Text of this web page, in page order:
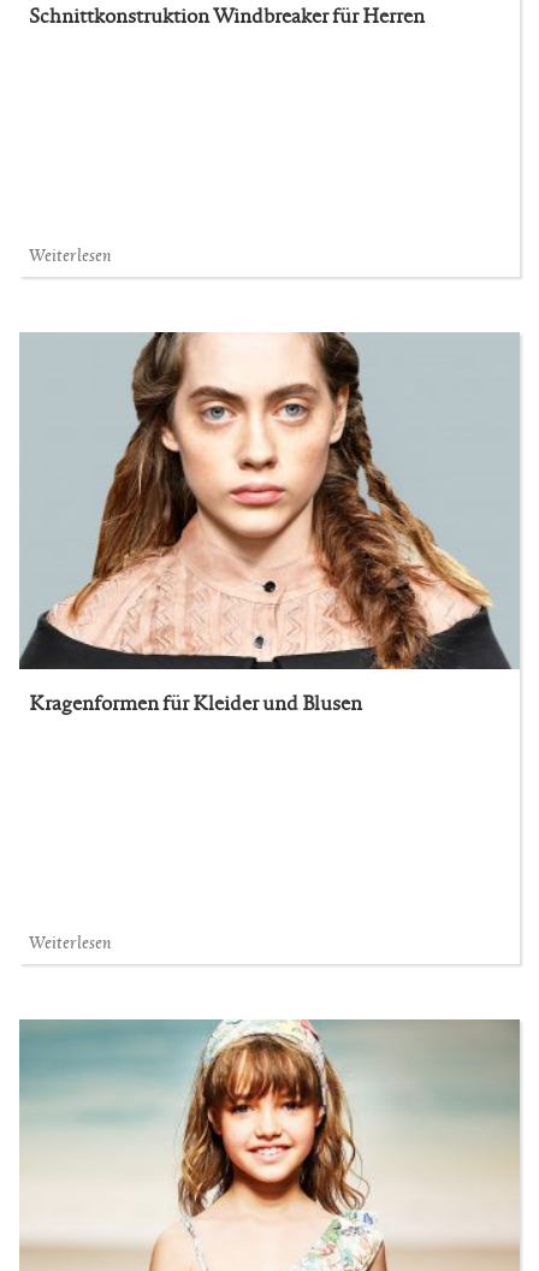
Schnittkonstruktion Windbreaker für Herren
Weiterlesen
Kragenformen für Kleider und Blusen
Weiterlesen